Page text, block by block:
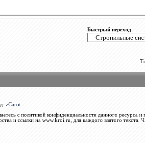
Быстрый переход
zCarot
с политикой конфиденциальности данного ресурса и
и ссылки на www.kroi.ru, для каждого взятого текста.